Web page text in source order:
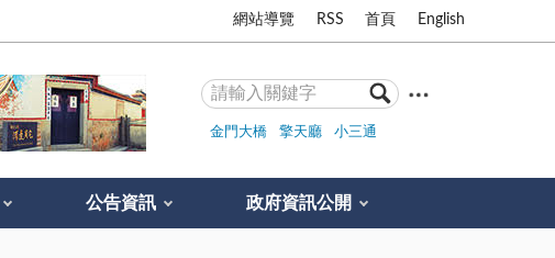
網站導覽 RSS 首頁 English
金門大橋 擎天廳 小三通
公告資訊 政府資訊公開